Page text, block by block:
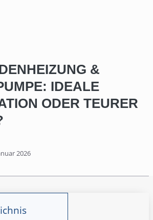
& W
IDEALE K
ODER TEURER I
2026